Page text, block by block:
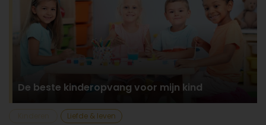
De beste kinderopvang voor mijn kind
Liefde & leven